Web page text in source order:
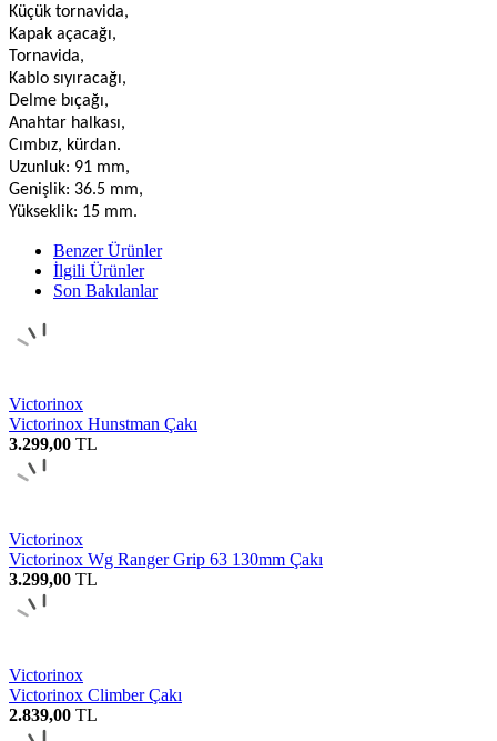
Küçük tornavida,
Kapak açacağı,
Tornavida,
Kablo sıyıracağı,
Delme bıçağı,
Anahtar halkası,
Cımbız, kürdan.
Uzunluk: 91 mm,
Genişlik: 36.5 mm,
Yükseklik: 15 mm.
Benzer Ürünler
İlgili Ürünler
Son Bakılanlar
Victorinox
Victorinox Hunstman Çakı
3.299,00 TL
Victorinox
Victorinox Wg Ranger Grip 63 130mm Çakı
3.299,00 TL
Victorinox
Victorinox Climber Çakı
2.839,00 TL